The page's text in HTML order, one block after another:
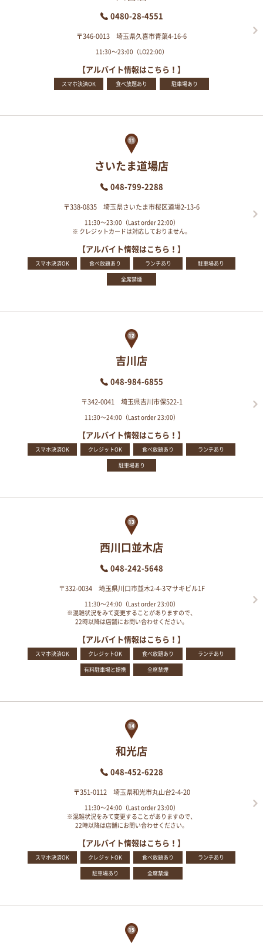
0480-28-4551
〒346-0013 埼玉県久喜市青葉4-16-6
11:30～23:00（LO22:00）
【アルバイト情報はこちら！】
スマホ決済OK 食べ放題あり 駐車場あり
さいたま道場店
048-799-2288
〒338-0835 埼玉県さいたま市桜区道場2-13-6
11:30～23:00（Last order 22:00）
※ クレジットカードは対応しておりません。
【アルバイト情報はこちら！】
スマホ決済OK 食べ放題あり ランチあり 駐車場あり
全席禁煙
吉川店
048-984-6855
〒342-0041 埼玉県吉川市保522-1
11:30～24:00（Last order 23:00）
【アルバイト情報はこちら！】
スマホ決済OK クレジットOK 食べ放題あり ランチあり
駐車場あり
西川口並木店
048-242-5648
〒332-0034 埼玉県川口市並木2-4-3マサキビル1F
11:30～24:00（Last order 23:00）
※混雑状況をみて変更することがありますので、
22時以降は店舗にお問い合わせください。
【アルバイト情報はこちら！】
スマホ決済OK クレジットOK 食べ放題あり ランチあり
有料駐車場と提携 全席禁煙
和光店
048-452-6228
〒351-0112 埼玉県和光市丸山台2-4-20
11:30～24:00（Last order 23:00）
※混雑状況をみて変更することがありますので、
22時以降は店舗にお問い合わせください。
【アルバイト情報はこちら！】
スマホ決済OK クレジットOK 食べ放題あり ランチあり
駐車場あり 全席禁煙